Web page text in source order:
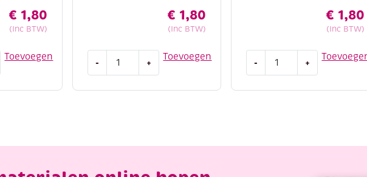
€ 1,80
(Inc BTW)
Toevoegen
€ 1,80
(Inc BTW)
Toevoegen
-
oranje
+
€ 1,80
(Inc BTW)
-
korenblauw
+